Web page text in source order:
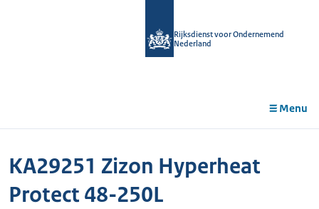
Rijksdienst voor Ondernemend
Nederland
Menu
KA29251 Zizon Hyperheat
Protect 48-250L